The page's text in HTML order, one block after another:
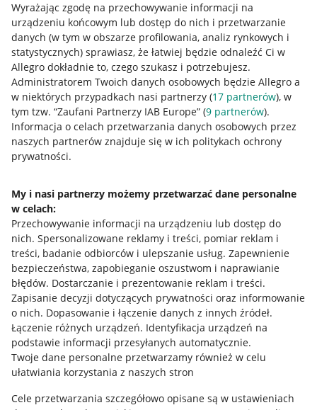
Wyrażając zgodę na przechowywanie informacji na
urządzeniu końcowym lub dostęp do nich i przetwarzanie
danych (w tym w obszarze profilowania, analiz rynkowych i
statystycznych) sprawiasz, że łatwiej będzie odnaleźć Ci w
Allegro dokładnie to, czego szukasz i potrzebujesz.
Administratorem Twoich danych osobowych będzie Allegro a
w niektórych przypadkach nasi partnerzy (17 partnerów), w
tym tzw. “Zaufani Partnerzy IAB Europe” (9 partnerów).
Informacja o celach przetwarzania danych osobowych przez
naszych partnerów znajduje się w ich politykach ochrony
prywatności.
My i nasi partnerzy możemy przetwarzać dane personalne
w celach:
Przechowywanie informacji na urządzeniu lub dostęp do
nich. Spersonalizowane reklamy i treści, pomiar reklam i
treści, badanie odbiorców i ulepszanie usług. Zapewnienie
bezpieczeństwa, zapobieganie oszustwom i naprawianie
błędów. Dostarczanie i prezentowanie reklam i treści.
Zapisanie decyzji dotyczących prywatności oraz informowanie
o nich. Dopasowanie i łączenie danych z innych źródeł.
Łączenie różnych urządzeń. Identyfikacja urządzeń na
podstawie informacji przesyłanych automatycznie.
Twoje dane personalne przetwarzamy również w celu
ułatwiania korzystania z naszych stron
Cele przetwarzania szczegółowo opisane są w ustawieniach
Przydatne informacje
Jak to działa
Allegro Gadane dla sprzedających
Allegro Gadane dla kupujących
Mapa miejscowości
Informacje prawne
Regulamin
Polityka plików "cookies"
Ustawienia plików "cookies"
Udostępnianie lokalizacji